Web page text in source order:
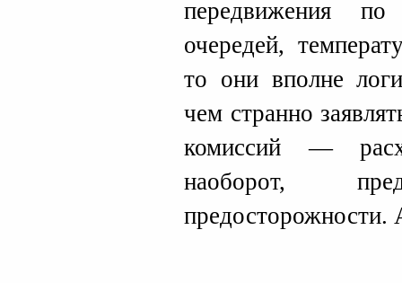
передвижения
очередей,
то они вполне
чем странно
комиссий —
наоборот,
предосторожности.